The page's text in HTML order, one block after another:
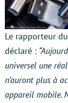
Le rapporteur
déclaré :
universel une
n’auront plus à
appareil mobile.